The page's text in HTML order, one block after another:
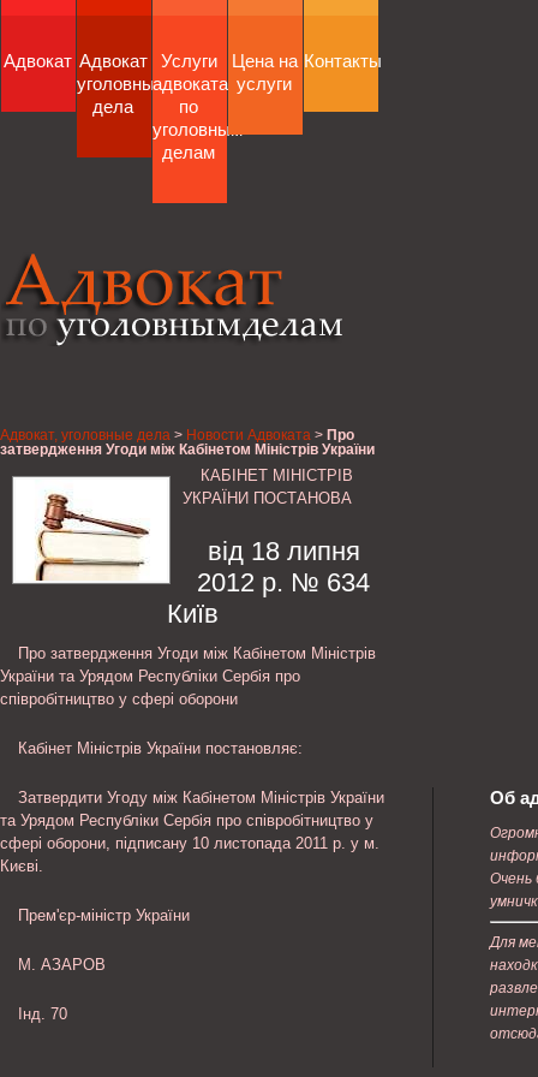
Адвокат Адвокат
уголовные
дела
Услуги
адвоката
по
уголовным
делам
Цена на
услуги
Контакты
Адвокат, уголовные дела > Новости Адвоката > Про
затвердження Угоди між Кабінетом Міністрів України
сфері оборони, Кабінет Міністрів України
КАБІНЕТ МІНІСТРІВ
УКРАЇНИ ПОСТАНОВА
від 18 липня
2012 р. № 634
Київ
Про затвердження Угоди між Кабінетом Міністрів
України та Урядом Республіки Сербія про
співробітництво у сфері оборони
Кабінет Міністрів України постановляє:
Затвердити Угоду між Кабінетом Міністрів України
та Урядом Республіки Сербія про співробітництво у
сфері оборони, підписану 10 листопада 2011 р. у м.
Києві.
Прем'єр-міністр України
М. АЗАРОВ
Інд. 70
Об
Очень
Для